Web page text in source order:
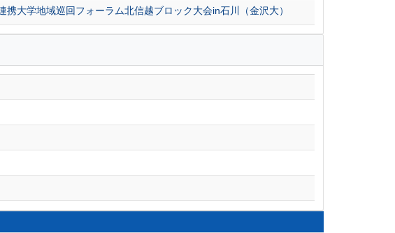
大学地域巡回フォーラム北信越ブロック大会in石川（金沢大）